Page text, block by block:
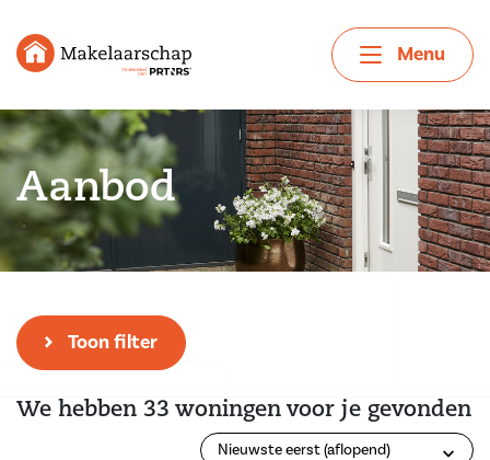
Menu
Aanbod
Zoek je droomwoning
Toon filter
We hebben 33 woningen voor je gevonden